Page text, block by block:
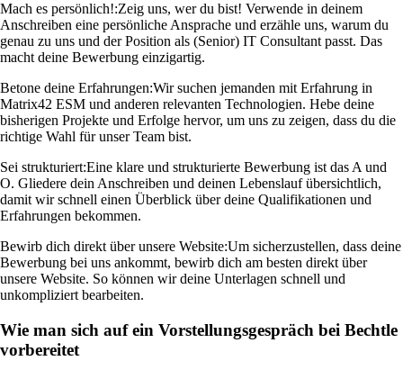
Mach es persönlich!:Zeig uns, wer du bist! Verwende in deinem
Anschreiben eine persönliche Ansprache und erzähle uns, warum du
genau zu uns und der Position als (Senior) IT Consultant passt. Das
macht deine Bewerbung einzigartig.
Betone deine Erfahrungen:Wir suchen jemanden mit Erfahrung in
Matrix42 ESM und anderen relevanten Technologien. Hebe deine
bisherigen Projekte und Erfolge hervor, um uns zu zeigen, dass du die
richtige Wahl für unser Team bist.
Sei strukturiert:Eine klare und strukturierte Bewerbung ist das A und
O. Gliedere dein Anschreiben und deinen Lebenslauf übersichtlich,
damit wir schnell einen Überblick über deine Qualifikationen und
Erfahrungen bekommen.
Bewirb dich direkt über unsere Website:Um sicherzustellen, dass deine
Bewerbung bei uns ankommt, bewirb dich am besten direkt über
unsere Website. So können wir deine Unterlagen schnell und
unkompliziert bearbeiten.
Wie man sich auf ein Vorstellungsgespräch bei Bechtle
vorbereitet